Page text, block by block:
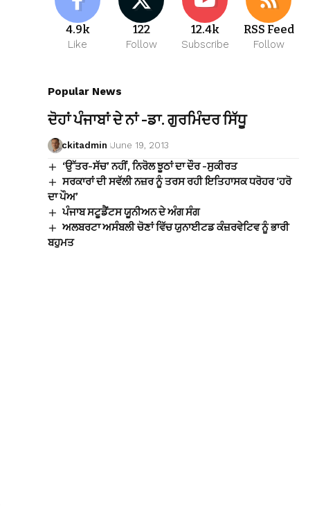
4.9k
Like
122
Follow
12.4k
Subscribe
RSS Feed
Follow
Popular News
ਦੋਹਾਂ ਪੰਜਾਬਾਂ ਦੇ ਨਾਂ -ਡਾ. ਗੁਰਮਿੰਦਰ ਸਿੱਧੂ
ckitadmin June 19, 2013
‘ਉੱਤਰ-ਸੱਚ’ ਨਹੀਂ, ਨਿਰੋਲ ਝੂਠਾਂ ਦਾ ਦੌਰ -ਸੁਕੀਰਤ
ਸਰਕਾਰਾਂ ਦੀ ਸਵੱਲੀ ਨਜ਼ਰ ਨੂੰ ਤਰਸ ਰਹੀ ਇਤਿਹਾਸਕ ਧਰੋਹਰ ‘ਹਰੋ
ਦਾ ਪੌਅ’
ਪੰਜਾਬ ਸਟੂਡੈਂਟਸ ਯੂਨੀਅਨ ਦੇ ਅੰਗ ਸੰਗ
ਅਲਬਰਟਾ ਅਸੰਬਲੀ ਚੋਣਾਂ ਵਿੱਚ ਯੁਨਾਈਟਡ ਕੰਜ਼ਰਵੇਟਿਵ ਨੂੰ ਭਾਰੀ
ਬਹੁਮਤ